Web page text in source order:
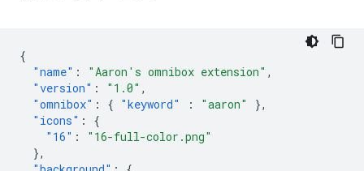
{
"name" : "Aaron's omnibox extension" ,
"version" : "1.0" ,
"omnibox" : { "keyword" : "aaron"
},
"icons" :
{
"16" :
"16-full-color.png"
},